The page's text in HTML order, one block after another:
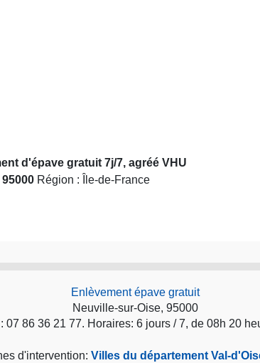
d'épave gratuit 7j/7, agréé VHU
95000 Région : Île-de-France
Enlèvement épave gratuit
Neuville-sur-Oise, 95000
07 86 36 21 77. Horaires: 6 jours / 7, de 08h 20
d'intervention: Villes du département Val-